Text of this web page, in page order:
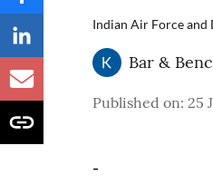
Indian Air Force
Bar &
Published on: 25
-